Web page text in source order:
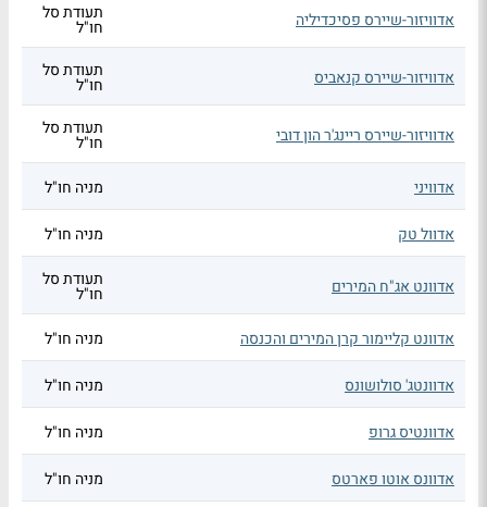
אדוויזור-שיירס פסיכדיליה תעודת סל
חו"ל
אדוויזור-שיירס קנאביס תעודת סל
חו"ל
אדוויזור-שיירס ריינג'ר הון דובי תעודת סל
חו"ל
אדוויני
מניה חו"ל
אדוול טק מניה חו"ל
אדוונט אג"ח המירים תעודת סל
חו"ל
אדוונט קליימור קרן המירים והכנסה
מניה חו"ל
אדוונטג' סולושונס מניה חו"ל
אדוונטיס גרופ מניה חו"ל
אדוונס אוטו פארטס מניה חו"ל